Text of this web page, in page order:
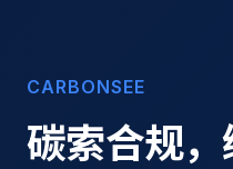
CARBONSEE
碳索合规